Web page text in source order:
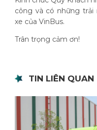
công và có những
xe của VinBus.
Trân trọng cảm ơn!
TIN LIÊN QUAN